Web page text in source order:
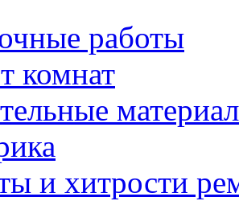
работы
комнат
и хитрости